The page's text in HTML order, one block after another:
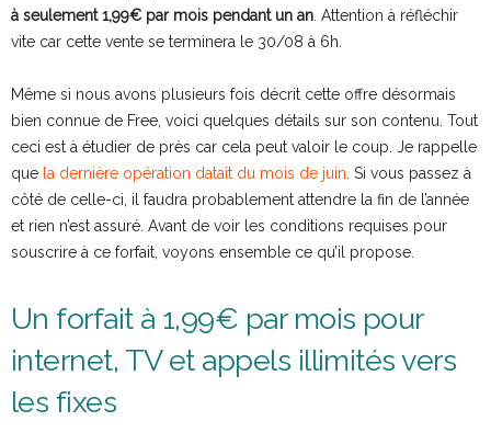
à seulement 1,99€ par mois pendant un an. Attention à réfléchir
vite car cette vente se terminera le 30/08 à 6h.
Même si nous avons plusieurs fois décrit cette offre désormais
bien connue de Free, voici quelques détails sur son contenu. Tout
ceci est à étudier de près car cela peut valoir le coup. Je rappelle
que la dernière opération datait du mois de juin. Si vous passez à
côté de celle-ci, il faudra probablement attendre la fin de l’année
et rien n’est assuré. Avant de voir les conditions requises pour
souscrire à ce forfait, voyons ensemble ce qu’il propose.
Un forfait à 1,99€ par mois pour
internet, TV et appels illimités vers
les fixes